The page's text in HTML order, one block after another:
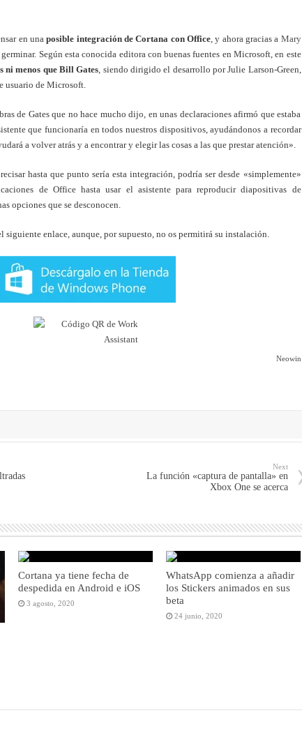
en unaposible integración de Cortana con Office, y ahora gracias a Mary
Según esta conocida editora con buenas fuentes en Microsoft, en este
ni menos que Bill Gates , siendo dirigido el desarrollo por Julie Larson-Green,
usuario de Microsoft.
de Gates que no hace mucho dijo, en unas declaraciones afirmó que estaba
que funcionaría en todos nuestros dispositivos, ayudándonos a recordar
a volver atrás y a encontrar y elegir las cosas a las que prestar atención».
hasta que punto sería esta integración, podría ser desde «simplemente»
de Office hasta usar el asistente para reproducir diapositivas de
opciones que se desconocen.
siguiente enlace, aunque, por supuesto, no os permitirá su instalación.
Neowin
Next
La función «captura de pantalla» en
Xbox One se acerca
Cortana ya tiene fecha de
despedida en Android e iOS
3 agosto, 2020
WhatsApp comienza a añadir
los Stickers animados en sus
beta
24 junio, 2020